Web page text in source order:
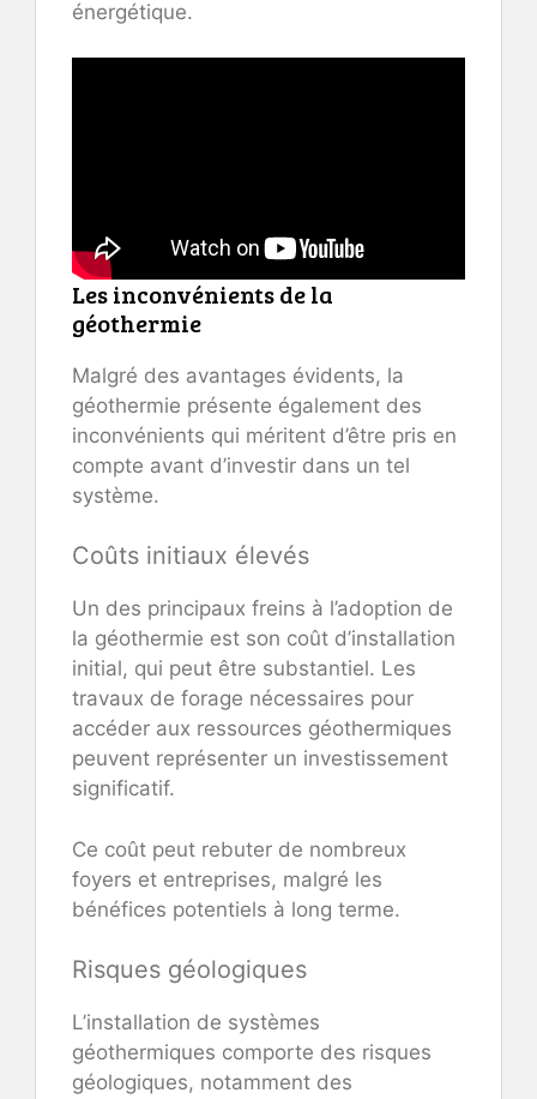
énergétique.
Les inconvénients de la
géothermie
Malgré des avantages évidents, la
géothermie présente également des
inconvénients qui méritent d’être pris en
compte avant d’investir dans un tel
système.
Coûts initiaux élevés
Un des principaux freins à l’adoption de
la géothermie est son coût d’installation
initial, qui peut être substantiel. Les
travaux de forage nécessaires pour
accéder aux ressources géothermiques
peuvent représenter un investissement
significatif.
Ce coût peut rebuter de nombreux
foyers et entreprises, malgré les
bénéfices potentiels à long terme.
Risques géologiques
L’installation de systèmes
géothermiques comporte des risques
géologiques, notamment des